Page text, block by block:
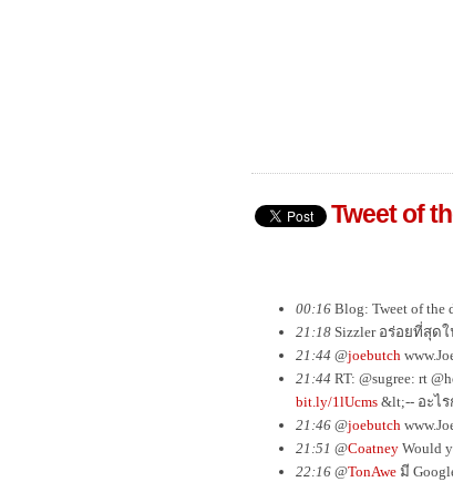
Tweet of
00:16 Blog: Tweet of the
21:18 Sizzler อร่อยที่สุด
21:44 @joebutch
21:44 RT: @sugree: rt
bit.ly/1lUcms &lt;-- อะไร
21:46 @joebutch
21:51 @Coatney Would
22:16 @TonAwe มี